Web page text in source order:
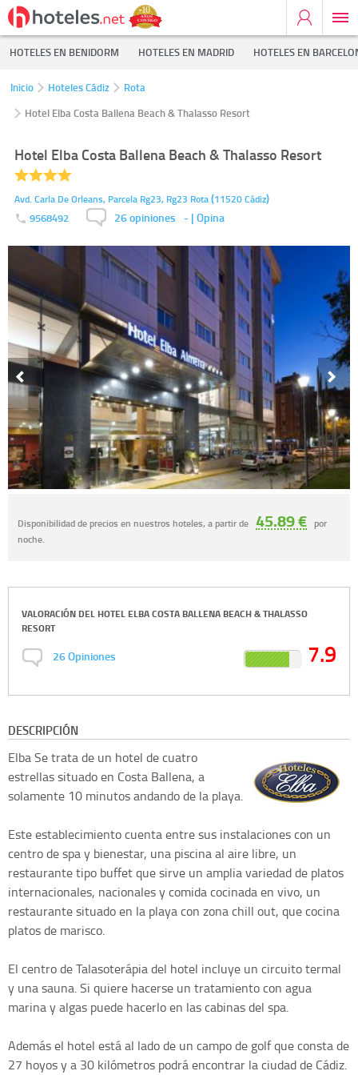
HOTELES EN BENIDORM HOTELES EN MADRID HOTELES EN
Inicio Hoteles Cádiz
Rota
Hotel Elba Costa Ballena Beach & Thalasso Resort
Hotel Elba Costa Ballena Beach & Thalasso Resort
Avd. Carla De Orleans, Parcela Rg23, Rg23 Rota(11520Cádiz)
9568492 26 opiniones - | Opina
Disponibilidad de precios en nuestros hoteles, a partir de 45.89 € por
noche.
VALORACIÓN DEL HOTEL ELBA COSTA BALLENA BEACH & THALASSO
RESORT
26Opiniones 7.9
DESCRIPCIÓN
ElbaSe trata de un hotel de cuatro
estrellas situado en Costa Ballena, a
solamente 10 minutos andando de la playa.
Este establecimiento cuenta entre sus instalaciones con un
centro de spa y bienestar, una piscina al aire libre, un
restaurante tipo buffet que sirve un amplia variedad de platos
internacionales, nacionales y comida cocinada en vivo, un
restaurante situado en la playa con zona chill out, que cocina
platos de marisco.
El centro de Talasoterápia del hotel incluye un circuito termal
y una sauna. Si quiere hacerse un tratamiento con agua
marina y algas puede hacerlo en las cabinas del spa.
Además el hotel está al lado de un campo de golf que consta de
27 hoyos y a 30 kilómetros podrá encontrar la ciudad de Cádiz.